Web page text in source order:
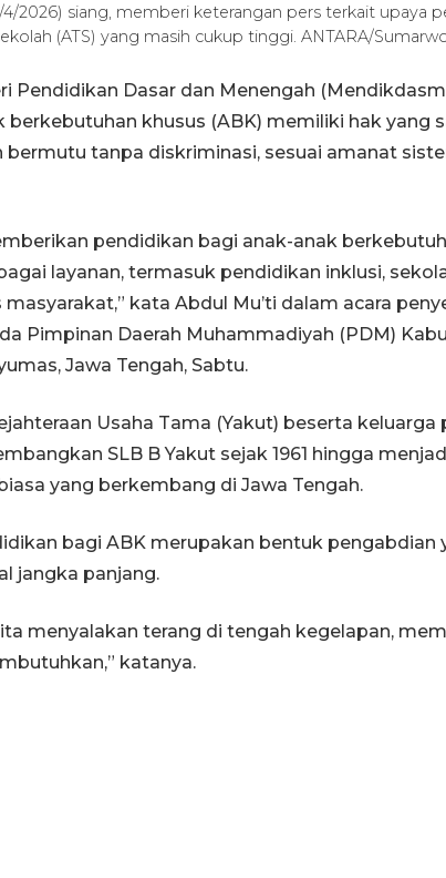
4/2026) siang, memberi keterangan pers terkait upaya
(ATS) yang masih cukup tinggi. ANTARA/
Pendidikan Dasar dan Menengah
berkebutuhan khusus (ABK) memiliki hak yang
tanpa diskriminasi, sesuai amanat
pendidikan bagi anak-anak
layanan, termasuk pendidikan inklusi,
kata Abdul Mu’ti dalam acara
Pimpinan Daerah Muhammadiyah (PDM)
Jawa Tengah, Sabtu.
Usaha Tama (Yakut) beserta keluarga
SLB B Yakut sejak 1961 hingga
yang berkembang di Jawa Tengah.
bagi ABK merupakan bentuk pengabdian
jangka panjang.
menyalakan terang di tengah kegelapan,
katanya.